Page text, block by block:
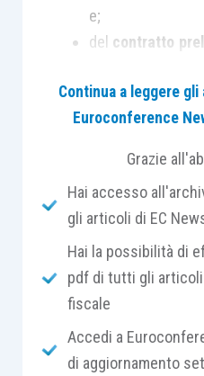
e;
del contratto
il trasferimento
richiesta
Lo schema del rent to
essere impiegato
pattuizioni contrattuali
godimento (ed il
proprietà) di altre
immobili). Si pensi, ad
di aziende o rami di
Continua a leggere
Euroconference
Grazie
Hai accesso
gli articoli di EC
Hai la possibilità di
pdf di tutti gli articoli
fiscale
Accedi a
di aggiornamento